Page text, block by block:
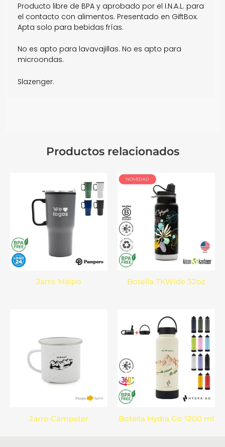
Producto libre de BPA y aprobado por el I.N.A.L. para
el contacto con alimentos. Presentado en GiftBox.
Apta solo para bebidas frías.
No es apto para lavavajillas. No es apto para
microondas.
Slazenger.
Productos relacionados
Jarro Maipo Botella TKWide 32oz
Jarro Campster Botella Hydra Go 1200 ml